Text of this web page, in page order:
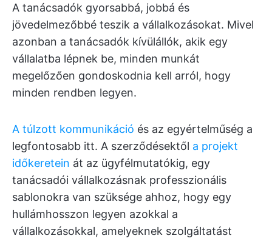
A tanácsadók gyorsabbá, jobbá és
jövedelmezőbbé teszik a vállalkozásokat. Mivel
azonban a tanácsadók kívülállók, akik egy
vállalatba lépnek be, minden munkát
megelőzően gondoskodnia kell arról, hogy
minden rendben legyen.
A túlzott kommunikáció és az egyértelműség a
legfontosabb itt. A szerződésektől a projekt
időkeretein át az ügyfélmutatókig, egy
tanácsadói vállalkozásnak professzionális
sablonokra van szüksége ahhoz, hogy egy
hullámhosszon legyen azokkal a
vállalkozásokkal, amelyeknek szolgáltatást